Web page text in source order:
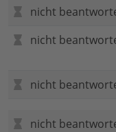
nicht
nicht
nicht
nicht